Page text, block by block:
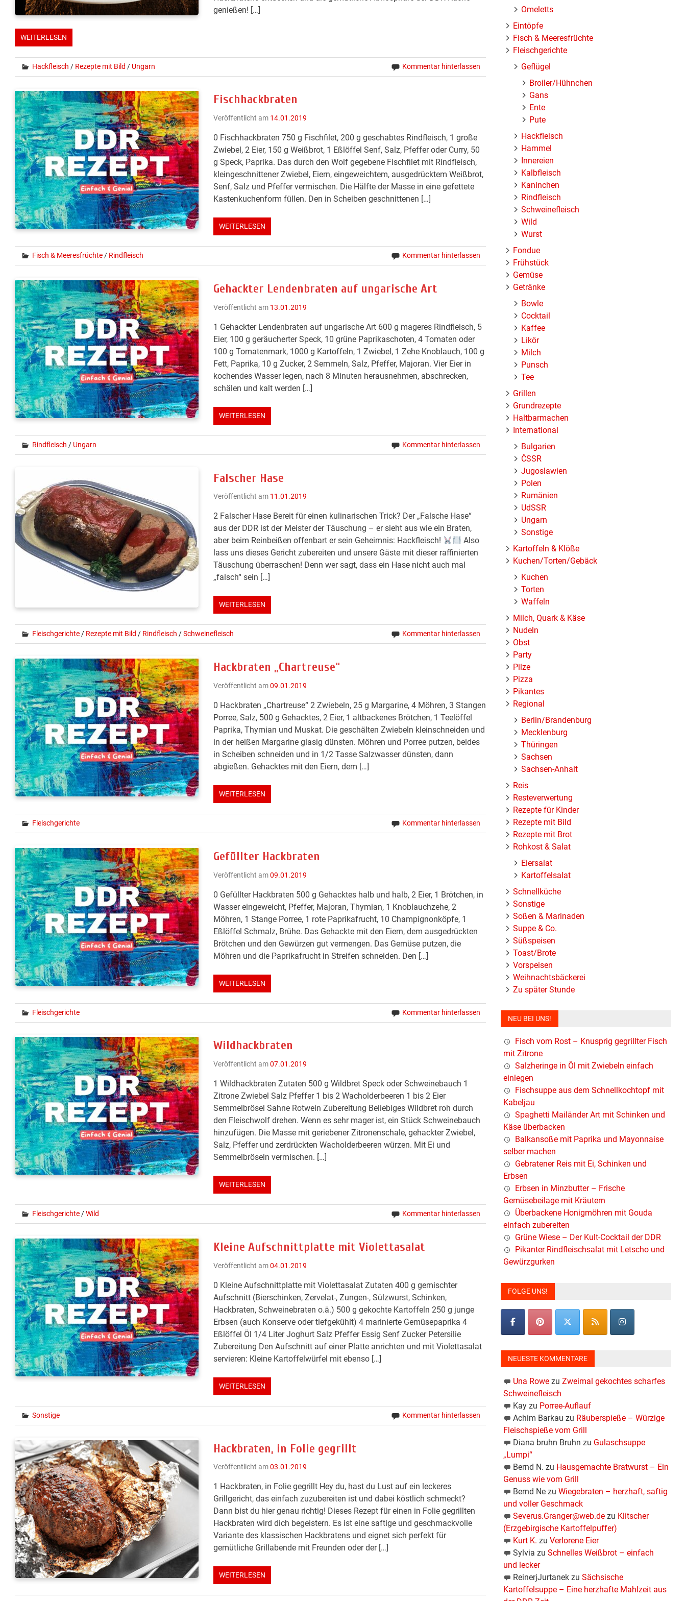
genießen! […]
WEITERLESEN
Hackfleisch / Rezepte mit Bild / Ungarn Kommentar hinterlassen
Fischhackbraten
Veröffentlicht am 14.01.2019
0 Fischhackbraten 750 g Fischfilet, 200 g geschabtes Rindfleisch, 1 große
Zwiebel, 2 Eier, 150 g Weißbrot, 1 Eßlöffel Senf, Salz, Pfeffer oder Curry, 50
g Speck, Paprika. Das durch den Wolf gegebene Fischfilet mit Rindfleisch,
kleingeschnittener Zwiebel, Eiern, eingeweichtem, ausgedrücktem Weißbrot,
Senf, Salz und Pfeffer vermischen. Die Hälfte der Masse in eine gefettete
Kastenkuchenform füllen. Den in Scheiben geschnittenen […]
WEITERLESEN
Fisch & Meeresfrüchte/ Rindfleisch Kommentar hinterlassen
Gehackter Lendenbraten auf ungarische Art
Veröffentlicht am 13.01.2019
1 Gehackter Lendenbraten auf ungarische Art 600 g mageres Rindfleisch, 5
Eier, 100 g geräucherter Speck, 10 grüne Paprikaschoten, 4 Tomaten oder
100 g Tomatenmark, 1000 g Kartoffeln, 1 Zwiebel, 1 Zehe Knoblauch, 100 g
Fett, Paprika, 10 g Zucker, 2 Semmeln, Salz, Pfeffer, Majoran. Vier Eier in
kochendes Wasser legen, nach 8 Minuten herausnehmen, abschrecken,
schälen und kalt werden […]
WEITERLESEN
Rindfleisch / Ungarn Kommentar hinterlassen
Falscher Hase
Veröffentlicht am 11.01.2019
2 Falscher Hase Bereit für einen kulinarischen Trick? Der „Falsche Hase“
aus der DDR ist der Meister der Täuschung – er sieht aus wie ein Braten,
aber beim Reinbeißen offenbart er sein Geheimnis: Hackfleisch!
Also
lass uns dieses Gericht zubereiten und unsere Gäste mit dieser raffinierten
Täuschung überraschen! Denn wer sagt, dass ein Hase nicht auch mal
„falsch“ sein […]
WEITERLESEN
Fleischgerichte/ Rezepte mit Bild / Rindfleisch /Schweinefleisch Kommentar hinterlassen
Hackbraten „Chartreuse“
Veröffentlicht am09.01.2019
0 Hackbraten „Chartreuse“ 2 Zwiebeln, 25 g Margarine, 4 Möhren, 3 Stangen
Porree, Salz, 500 g Gehacktes, 2 Eier, 1 altbackenes Brötchen, 1 Teelöffel
Paprika, Thymian und Muskat. Die geschälten Zwiebeln kleinschneiden und
in der heißen Margarine glasig dünsten. Möhren und Porree putzen, beides
in Scheiben schneiden und in 1/2 Tasse Salzwasser dünsten, dann
abgießen. Gehacktes mit den Eiern, dem […]
WEITERLESEN
Fleischgerichte Kommentar hinterlassen
Gefüllter Hackbraten
Veröffentlicht am09.01.2019
0 Gefüllter Hackbraten 500 g Gehacktes halb und halb, 2 Eier, 1 Brötchen, in
Wasser eingeweicht, Pfeffer, Majoran, Thymian, 1 Knoblauchzehe, 2
Möhren, 1 Stange Porree, 1 rote Paprikafrucht, 10 Champignonköpfe, 1
Eßlöffel Schmalz, Brühe. Das Gehackte mit den Eiern, dem ausgedrückten
Brötchen und den Gewürzen gut vermengen. Das Gemüse putzen, die
Möhren und die Paprikafrucht in Streifen schneiden. Den […]
WEITERLESEN
Fleischgerichte Kommentar hinterlassen
Wildhackbraten
Veröffentlicht am07.01.2019
1 Wildhackbraten Zutaten 500 g Wildbret Speck oder Schweinebauch 1
Zitrone Zwiebel Salz Pfeffer 1 bis 2 Wacholderbeeren 1 bis 2 Eier
Semmelbrösel Sahne Rotwein Zubereitung Beliebiges Wildbret roh durch
den Fleischwolf drehen. Wenn es sehr mager ist, ein Stück Schweinebauch
hinzufügen. Die Masse mit geriebener Zitronenschale, gehackter Zwiebel,
Salz, Pfeffer und zerdrückten Wacholderbeeren würzen. Mit Ei und
Semmelbröseln vermischen. […]
WEITERLESEN
Fleischgerichte/Wild Kommentar hinterlassen
Kleine Aufschnittplatte mit Violettasalat
Veröffentlicht am04.01.2019
0 Kleine Aufschnittplatte mit Violettasalat Zutaten 400 g gemischter
Aufschnitt (Bierschinken, Zervelat-, Zungen-, Sülzwurst, Schinken,
Hackbraten, Schweinebraten o.ä.) 500 g gekochte Kartoffeln 250 g junge
Erbsen (auch Konserve oder tiefgekühlt) 4 marinierte Gemüsepaprika 4
Eßlöffel Öl 1/4 Liter Joghurt Salz Pfeffer Essig Senf Zucker Petersilie
Zubereitung Den Aufschnitt auf einer Platte anrichten und mit Violettasalat
servieren: Kleine Kartoffelwürfel mit ebenso […]
WEITERLESEN
Sonstige Kommentar hinterlassen
Hackbraten, in Folie gegrillt
Veröffentlicht am03.01.2019
1 Hackbraten, in Folie gegrillt Hey du, hast du Lust auf ein leckeres
Grillgericht, das einfach zuzubereiten ist und dabei köstlich schmeckt?
Dann bist du hier genau richtig! Dieses Rezept für einen in Folie gegrillten
Hackbraten wird dich begeistern. Es ist eine saftige und geschmackvolle
Variante des klassischen Hackbratens und eignet sich perfekt für
gemütliche Grillabende mit Freunden oder der […]
WEITERLESEN
Omeletts
Eintöpfe
Fisch & Meeresfrüchte
Fleischgerichte
Geflügel
Broiler/Hühnchen
Gans
Ente
Pute
Hackfleisch
Hammel
Innereien
Kalbfleisch
Kaninchen
Rindfleisch
Schweinefleisch
Wild
Wurst
Fondue
Frühstück
Gemüse
Getränke
Bowle
Cocktail
Kaffee
Likör
Milch
Punsch
Tee
Grillen
Grundrezepte
Haltbarmachen
International
Bulgarien
ČSSR
Jugoslawien
Polen
Rumänien
UdSSR
Ungarn
Sonstige
Kartoffeln & Klöße
Kuchen/Torten/Gebäck
Kuchen
Torten
Waffeln
Milch, Quark & Käse
Nudeln
Obst
Party
Pilze
Pizza
Pikantes
Regional
Berlin/Brandenburg
Mecklenburg
Thüringen
Sachsen
Sachsen-Anhalt
Reis
Resteverwertung
Rezepte für Kinder
Rezepte mit Bild
Rezepte mit Brot
Rohkost & Salat
Eiersalat
Kartoffelsalat
Schnellküche
Sonstige
Soßen & Marinaden
Suppe & Co.
Süßspeisen
Toast/Brote
Vorspeisen
Weihnachtsbäckerei
Zu später Stunde
NEU BEI UNS!
Fisch vom Rost – Knusprig gegrillter Fisch
mit Zitrone
Salzheringe in Öl mit Zwiebeln einfach
einlegen
Fischsuppe aus dem Schnellkochtopf mit
Kabeljau
Spaghetti Mailänder Art mit Schinken und
Käse überbacken
Balkansoße mit Paprika und Mayonnaise
selber machen
Gebratener Reis mit Ei, Schinken und
Erbsen
Erbsen in Minzbutter – Frische
Gemüsebeilage mit Kräutern
Überbackene Honigmöhren mit Gouda
einfach zubereiten
Grüne Wiese – Der Kult-Cocktail der DDR
Pikanter Rindfleischsalat mit Letscho und
Gewürzgurken
FOLGE UNS!
NEUESTE KOMMENTARE
Una Rowezu Zweimal gekochtes scharfes
Schweinefleisch
Kayzu Porree-Auflauf
Achim Barkau zu Räuberspieße – Würzige
Fleischspieße vom Grill
Diana bruhn Bruhn zu Gulaschsuppe
„Lumpi“
Bernd N. zu Hausgemachte Bratwurst – Ein
Genuss wie vom Grill
Bernd Nezu Wiegebraten – herzhaft, saftig
und voller Geschmack
Severus.Granger@web.dezu Klitscher
(Erzgebirgische Kartoffelpuffer)
Kurt K. zu Verlorene Eier
Sylvia zu Schnelles Weißbrot – einfach
und lecker
ReinerjJurtanekzu Sächsische
Kartoffelsuppe – Eine herzhafte Mahlzeit aus